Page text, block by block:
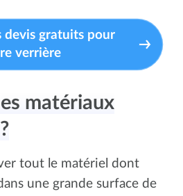
devis gratuits pour
verrière
matériaux
tout le matériel dont
une grande surface de